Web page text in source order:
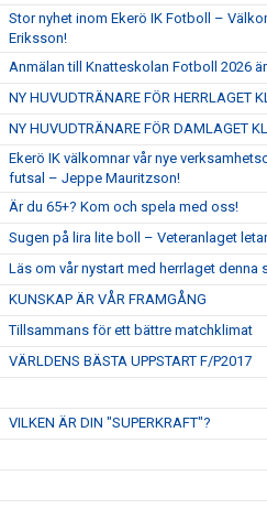
Stor nyhet inom Ekerö IK Fotboll –
Eriksson!
Anmälan till Knatteskolan Fotboll 2026
NY HUVUDTRÄNARE FÖR HERRLAGET
NY HUVUDTRÄNARE FÖR DAMLAGET
Ekerö IK välkomnar vår nye
futsal – Jeppe Mauritzson!
Är du 65+? Kom och spela med oss!
Sugen på lira lite boll – Veteranlaget
Läs om vår nystart med herrlaget denna
KUNSKAP ÄR VÅR FRAMGÅNG
Tillsammans för ett bättre matchklimat
VÄRLDENS BÄSTA UPPSTART F/P2017
VILKEN ÄR DIN "SUPERKRAFT"?